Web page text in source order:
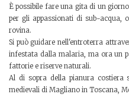
È possibile fare una gita di un
per gli appassionati di sub-acqua,
rovina.
Si può guidare nell'entroterra
infestata dalla malaria, ma ora un
fattorie e riserve naturali.
Al di sopra della pianura costiera
medievali di Magliano in Toscana,